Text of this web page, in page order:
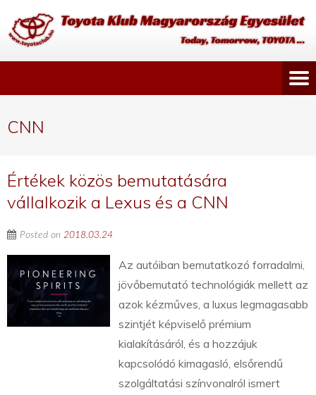
CNN
Értékek közös bemutatására
vállalkozik a Lexus és a CNN
Posted on 2018.03.24
Az autóiban bemutatkozó forradalmi,
jövőbemutató technológiák mellett az
azok kézműves, a luxus legmagasabb
szintjét képviselő prémium
kialakításáról, és a hozzájuk
kapcsolódó kimagasló, elsőrendű
szolgáltatási színvonalról ismert